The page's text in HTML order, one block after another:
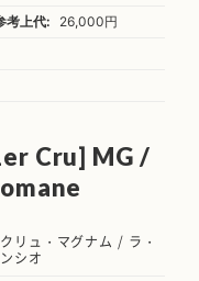
考上代:
26,000円
Cru] MG /
リュ・マグナム / ラ・
シオ